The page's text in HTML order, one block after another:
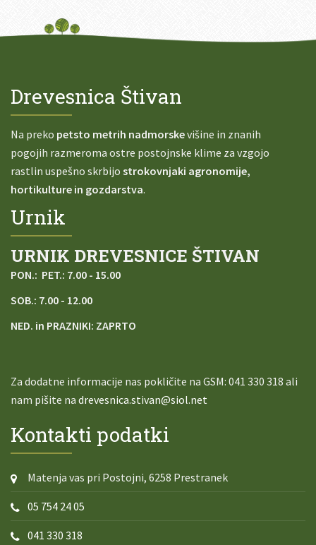
Drevesnica Štivan
Na preko petsto metrih nadmorskevišine in znanih
pogojih razmeroma ostre postojnske klime za vzgojo
rastlin uspešno skrbijo strokovnjaki agronomije,
hortikulture in gozdarstva.
Urnik
URNIK DREVESNICE ŠTIVAN
PON.: PET.: 7.00 - 15.00
SOB.: 7.00 - 12.00
NED. in PRAZNIKI: ZAPRTO
Za dodatne informacije nas pokličite na GSM: 041 330 318 ali
nam pišite na drevesnica.stivan@siol.net
Kontakti podatki
Matenja vas pri Postojni, 6258 Prestranek
05 754 24 05
041 330 318